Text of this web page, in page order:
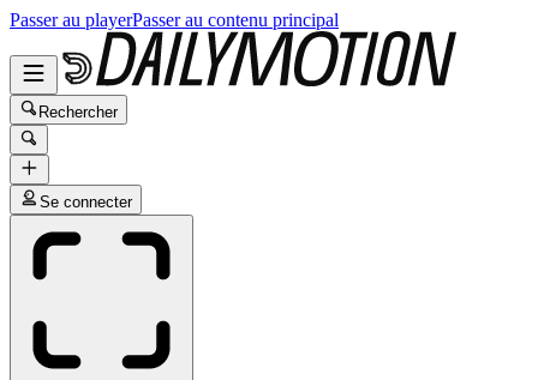
Passer au playerPasser au contenu principal
Rechercher
Se connecter